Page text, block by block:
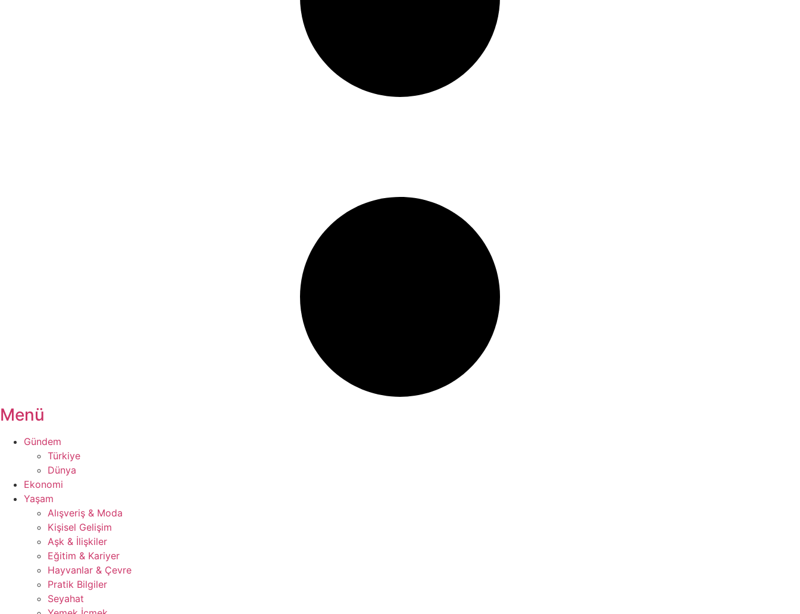
Menü
Gündem
Türkiye
Dünya
Ekonomi
Yaşam
Alışveriş & Moda
Kişisel Gelişim
Aşk & İlişkiler
Eğitim & Kariyer
Hayvanlar & Çevre
Pratik Bilgiler
Seyahat